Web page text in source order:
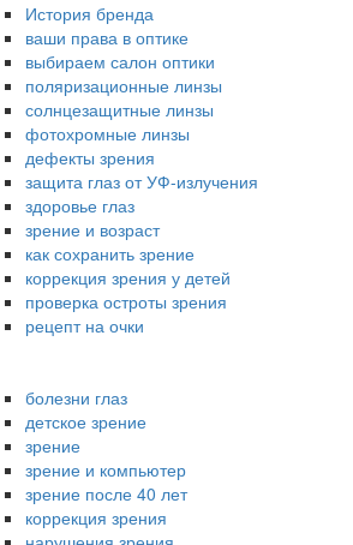
История бренда
ваши права в оптике
выбираем салон оптики
поляризационные линзы
солнцезащитные линзы
фотохромные линзы
дефекты зрения
защита глаз от УФ-излучения
здоровье глаз
зрение и возраст
как сохранить зрение
коррекция зрения у детей
проверка остроты зрения
рецепт на очки
болезни глаз
детское зрение
зрение
зрение и компьютер
зрение после 40 лет
коррекция зрения